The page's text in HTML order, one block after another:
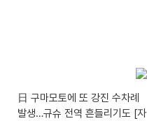
日 구마모토에 또 강진 수차례
발생…규슈 전역 흔들리기도 [자